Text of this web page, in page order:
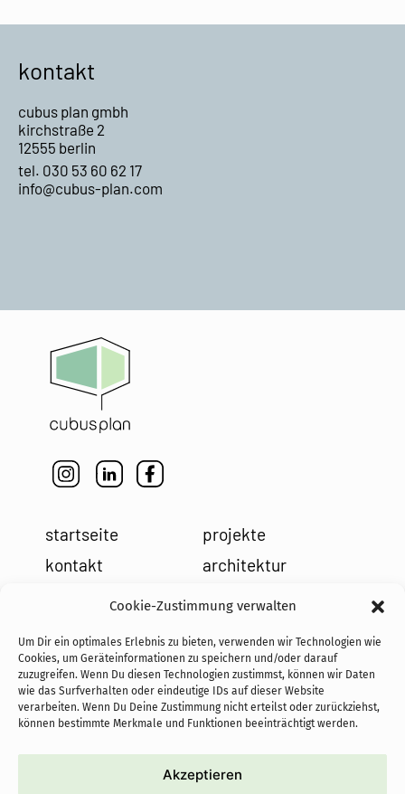
Cookie-Zustimmung verwalten
Um Dir ein optimales Erlebnis zu bieten, verwenden wir Technologien wie
Cookies, um Geräteinformationen zu speichern und/oder darauf
zuzugreifen. Wenn Du diesen Technologien zustimmst, können wir Daten
wie das Surfverhalten oder eindeutige IDs auf dieser Website
verarbeiten. Wenn Du Deine Zustimmung nicht erteilst oder zurückziehst,
können bestimmte Merkmale und Funktionen beeinträchtigt werden.
Akzeptieren
kontakt
cubus plan gmbh
kirchstraße 2
12555 berlin
tel. 030 53 60 62 17
info@cubus-plan.com
startseite
projekte
kontakt
architektur
leistungen
cookies
team
news